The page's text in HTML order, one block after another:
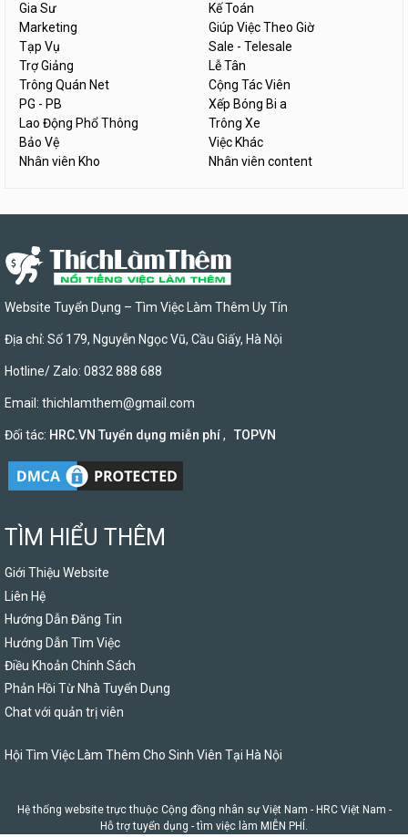
Gia Sư
Kế Toán
Marketing
Giúp Việc Theo Giờ
Tạp Vụ
Sale - Telesale
Trợ Giảng
Lễ Tân
Trông Quán Net
Cộng Tác Viên
PG - PB
Xếp Bóng Bi a
Lao Động Phổ Thông
Trông Xe
Bảo Vệ
Việc Khác
Nhân viên Kho
Nhân viên content
Website Tuyển Dụng – Tìm Việc Làm Thêm Uy Tín
Địa chỉ: Số 179, Nguyễn Ngọc Vũ, Cầu Giấy, Hà Nội
Hotline/ Zalo: 0832 888 688
Email: thichlamthem@gmail.com
Đối tác: HRC.VN Tuyển dụng miễn phí, TOPVN
TÌM HIỂU THÊM
Giới Thiệu Website
Liên Hệ
Hướng Dẫn Đăng Tin
Hướng Dẫn Tìm Việc
Điều Khoản Chính Sách
Phản Hồi Từ Nhà Tuyển Dụng
Chat với quản trị viên
Hội Tìm Việc Làm Thêm Cho Sinh Viên Tại Hà Nội
Hệ thống website trực thuộc Cộng đồng nhân sự Việt Nam - HRC Việt Nam -
Hỗ trợ tuyển dụng - tìm việc làm MIỄN PHÍ.